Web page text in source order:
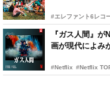
#エレファント6レコ
『ガス人間』
画が現代によみ
#Netflix #Netflix